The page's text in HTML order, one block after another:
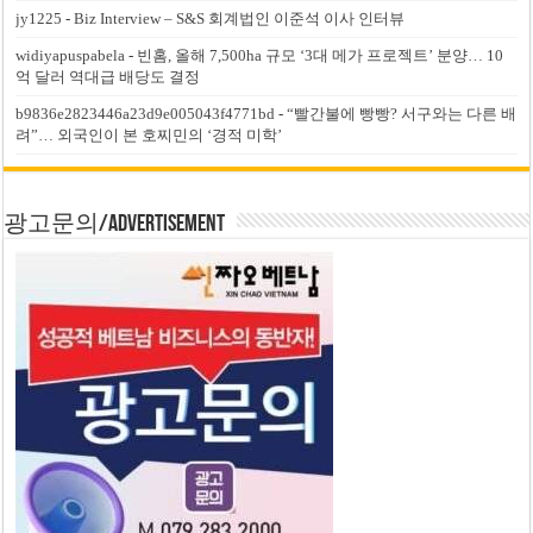
jy1225 -Biz Interview – S&S 회계법인 이준석 이사 인터뷰
widiyapuspabela - 빈홈, 올해 7,500ha 규모 ‘3대 메가 프로젝트’ 분양… 10
억 달러 역대급 배당도 결정
b9836e2823446a23d9e005043f4771bd -“빨간불에 빵빵? 서구와는 다른 배
려”… 외국인이 본 호찌민의 ‘경적 미학’
광고문의/Advertisement